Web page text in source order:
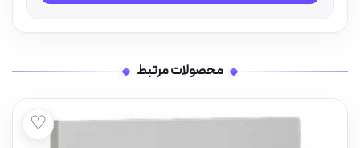
محصولات مرتبط
♡